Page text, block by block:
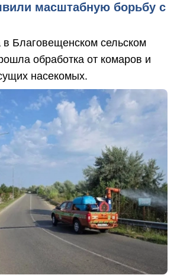
масштабную борьбу с
в Благовещенском сельском
обработка от комаров и
насекомых.